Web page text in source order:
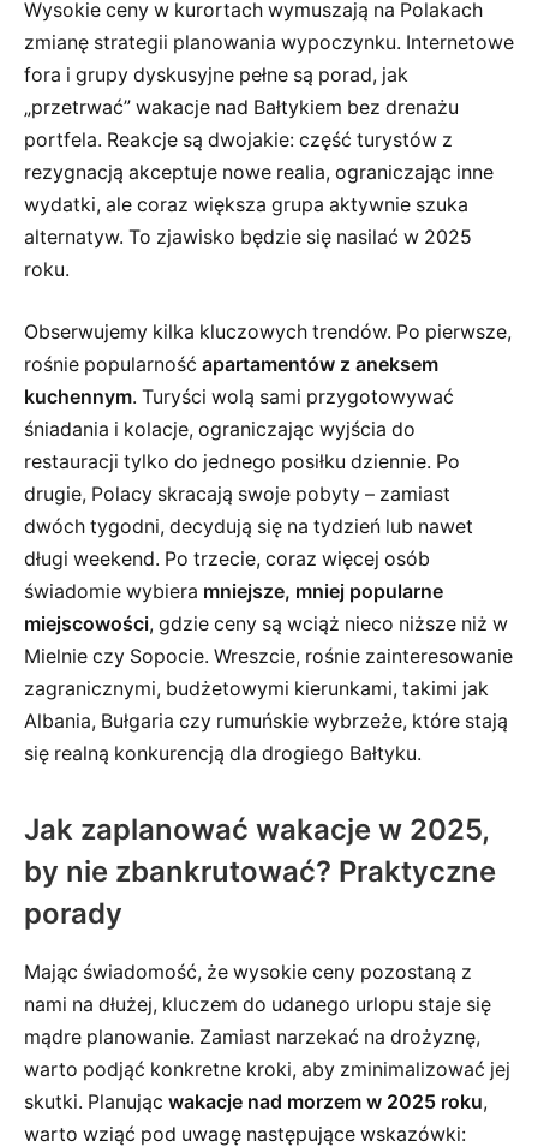
Wysokie ceny w kurortach wymuszają na Polakach
zmianę strategii planowania wypoczynku. Internetowe
fora i grupy dyskusyjne pełne są porad, jak
„przetrwać” wakacje nad Bałtykiem bez drenażu
portfela. Reakcje są dwojakie: część turystów z
rezygnacją akceptuje nowe realia, ograniczając inne
wydatki, ale coraz większa grupa aktywnie szuka
alternatyw. To zjawisko będzie się nasilać w 2025
roku.
Obserwujemy kilka kluczowych trendów. Po pierwsze,
rośnie popularność apartamentów z aneksem
kuchennym. Turyści wolą sami przygotowywać
śniadania i kolacje, ograniczając wyjścia do
restauracji tylko do jednego posiłku dziennie. Po
drugie, Polacy skracają swoje pobyty – zamiast
dwóch tygodni, decydują się na tydzień lub nawet
długi weekend. Po trzecie, coraz więcej osób
świadomie wybiera mniejsze, mniej popularne
miejscowości, gdzie ceny są wciąż nieco niższe niż w
Mielnie czy Sopocie. Wreszcie, rośnie zainteresowanie
zagranicznymi, budżetowymi kierunkami, takimi jak
Albania, Bułgaria czy rumuńskie wybrzeże, które stają
się realną konkurencją dla drogiego Bałtyku.
Jak zaplanować wakacje w 2025,
by nie zbankrutować? Praktyczne
porady
Mając świadomość, że wysokie ceny pozostaną z
nami na dłużej, kluczem do udanego urlopu staje się
mądre planowanie. Zamiast narzekać na drożyznę,
warto podjąć konkretne kroki, aby zminimalizować jej
skutki. Planując wakacje nad morzem w 2025 roku,
warto wziąć pod uwagę następujące wskazówki: